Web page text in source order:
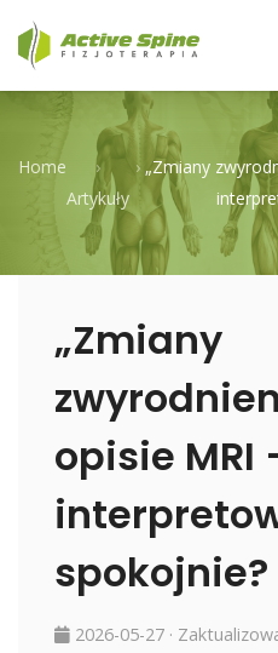
Home
›
Artykuły
› „Zmiany
„Zmiany
opisie MRI
spokojnie?
2026-05-27 ·